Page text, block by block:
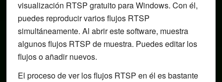
visualización RTSP gratuito para Windows. Con él,
puedes reproducir varios flujos RTSP
simultáneamente. Al abrir este software, muestra
algunos flujos RTSP de muestra. Puedes editar los
flujos o añadir nuevos.
El proceso de ver los flujos RTSP en él es bastante